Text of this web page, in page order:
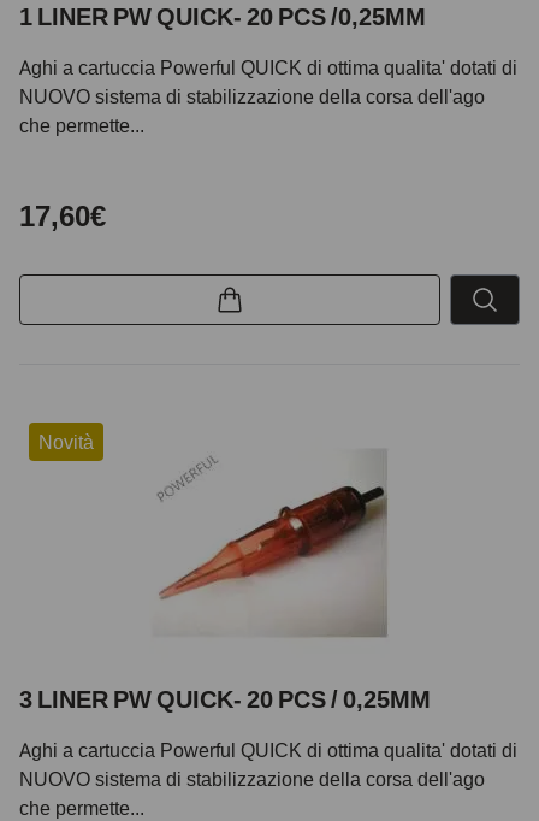
1 LINER PW QUICK- 20 PCS /0,25MM
Aghi a cartuccia Powerful QUICK di ottima qualita' dotati di
NUOVO sistema di stabilizzazione della corsa dell'ago
che permette...
17,60€
Novità
3 LINER PW QUICK- 20 PCS / 0,25MM
Aghi a cartuccia Powerful QUICK di ottima qualita' dotati di
NUOVO sistema di stabilizzazione della corsa dell'ago
che permette...